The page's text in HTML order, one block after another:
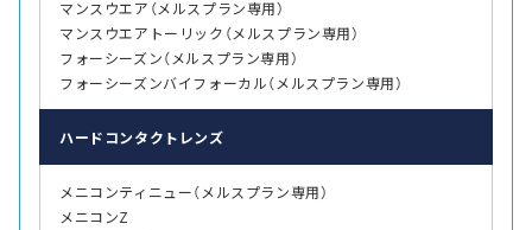
マンスウエア（メルスプラン専用）
マンスウエアトーリック（メルスプラン専用）
フォーシーズン（メルスプラン専用）
フォーシーズンバイフォーカル（メルスプラン専用）
ハード コンタクトレンズ
メニコンティニュー（メルスプラン専用）
メニコンZ